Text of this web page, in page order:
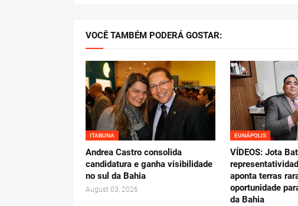
VOCÊ TAMBÉM PODERÁ GOSTAR:
ITABUNA
Andrea Castro consolida
candidatura e ganha visibilidade
no sul da Bahia
August 03, 2026
EUNÁPOLIS
VÍDEOS: Jota
aponta terras
oportunidade
da Bahia